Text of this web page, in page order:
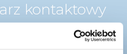
kontaktowy